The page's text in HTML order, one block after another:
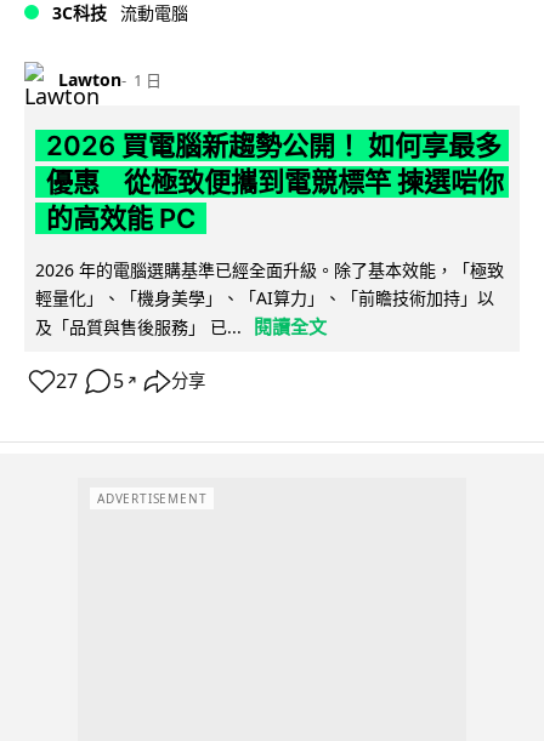
3C科技 流動電腦
Lawton 1 日
2026 買電腦新趨勢公開！ 如何享最多
優惠 從極致便攜到電競標竿 揀選啱你
的高效能 PC
2026 年的電腦選購基準已經全面升級。除了基本效能，「極致
輕量化」、「機身美學」、「AI算力」、「前瞻技術加持」以
及「品質與售後服務」 已...
閱讀全文
27 5 ↗ 分享
ADVERTISEMENT